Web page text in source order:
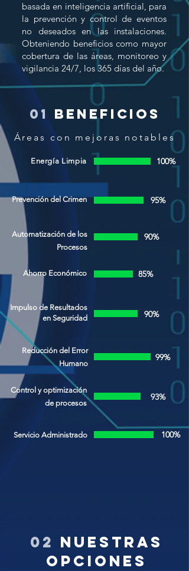
basada en inteligencia artificial, para
la prevención y control de eventos
no deseados en las instalaciones.
Obteniendo beneficios como mayor
cobertura de las áreas, monitoreo y
vigilancia 24/7, los 365 días del año.
01 beneficios
Áreas con mejoras notables
Energía Limpia 100%
Prevención del Crimen 95%
Automatización de los
Procesos
90%
Ahorro Económico 85%
Impulso de Resultados
en Seguridad
90%
Reducción del Error
Humano
99%
Control y optimización
de procesos
93%
Servicio Administrado 100%
02 nuestras
opciones